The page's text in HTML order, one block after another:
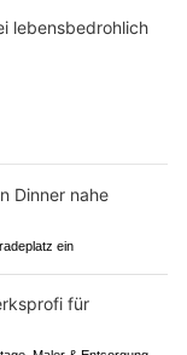
lebensbedrohlich
ein